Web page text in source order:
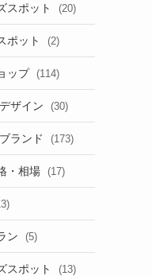
スポット (20)
ポット (2)
ップ (114)
ザイン (30)
ランド (173)
・相場 (17)
ン (5)
スポット (13)